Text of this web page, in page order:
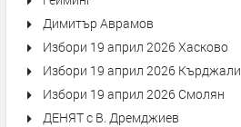
Димитър Аврамов
Избори 19 април 2026 Хасково
Избори 19 април 2026 Кърджали
Избори 19 април 2026 Смолян
ДЕНЯТ с В. Дремджиев